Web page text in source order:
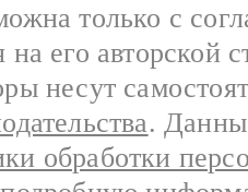
только с
его авторской
несут
.
обработки